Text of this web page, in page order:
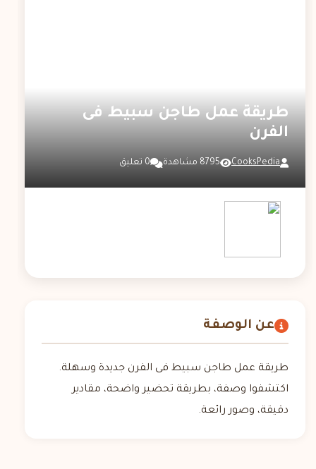
طريقة عمل طاجن سبيط فى
الفرن
CooksPedia 8795 مشاهدة 0 تعليق
عن الوصفة
طريقة عمل طاجن سبيط فى الفرن جديدة وسهلة.
اكتشفوا وصفة، بطريقة تحضير واضحة، مقادير
دقيقة، وصور رائعة.